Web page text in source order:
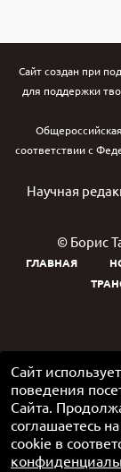
Сайт
поведения
Сайта.
соглашаетесь
cookie в
Сайт создан при
для поддержки
соответствии с
Научная
© Борис
ГЛАВНАЯ
Google Play и